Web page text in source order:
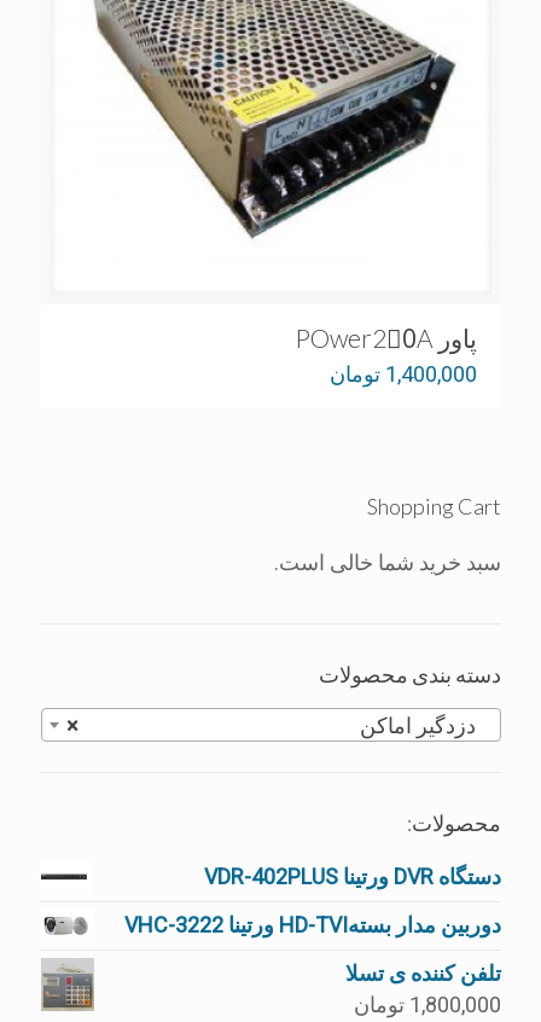
پاور POwer20َA
1,400,000 تومان
Shopping Cart
سبد خرید شما خالی است.
دسته بندی محصولات
× دزدگیر اماکن
محصولات:
دستگاه DVR ورتینا VDR-402PLUS
دوربین مدار بستهHD-TVI ورتینا VHC-3222
تلفن کننده ی تسلا
1,800,000 تومان